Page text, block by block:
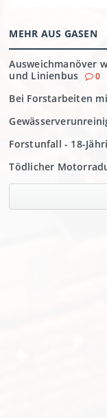
MEHR AUS GASEN
Ausweichmanöver
und Linienbus
0
Bei Forstarbeiten
Forstunfall - 18-
Tödlicher